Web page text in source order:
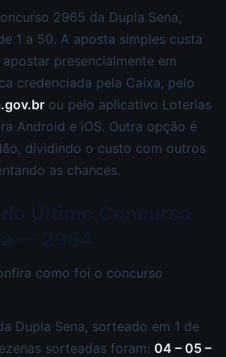
2965 da Dupla Sena,
1 a 50. A aposta simples custa
presencialmente em
credenciada pela Caixa, pelo
ou pelo aplicativo Loterias
Android e iOS. Outra opção é
dividindo o custo com outros
as chances.
como foi o concurso
Dupla Sena, sorteado em 1 de
sorteadas foram: 04 – 05 –